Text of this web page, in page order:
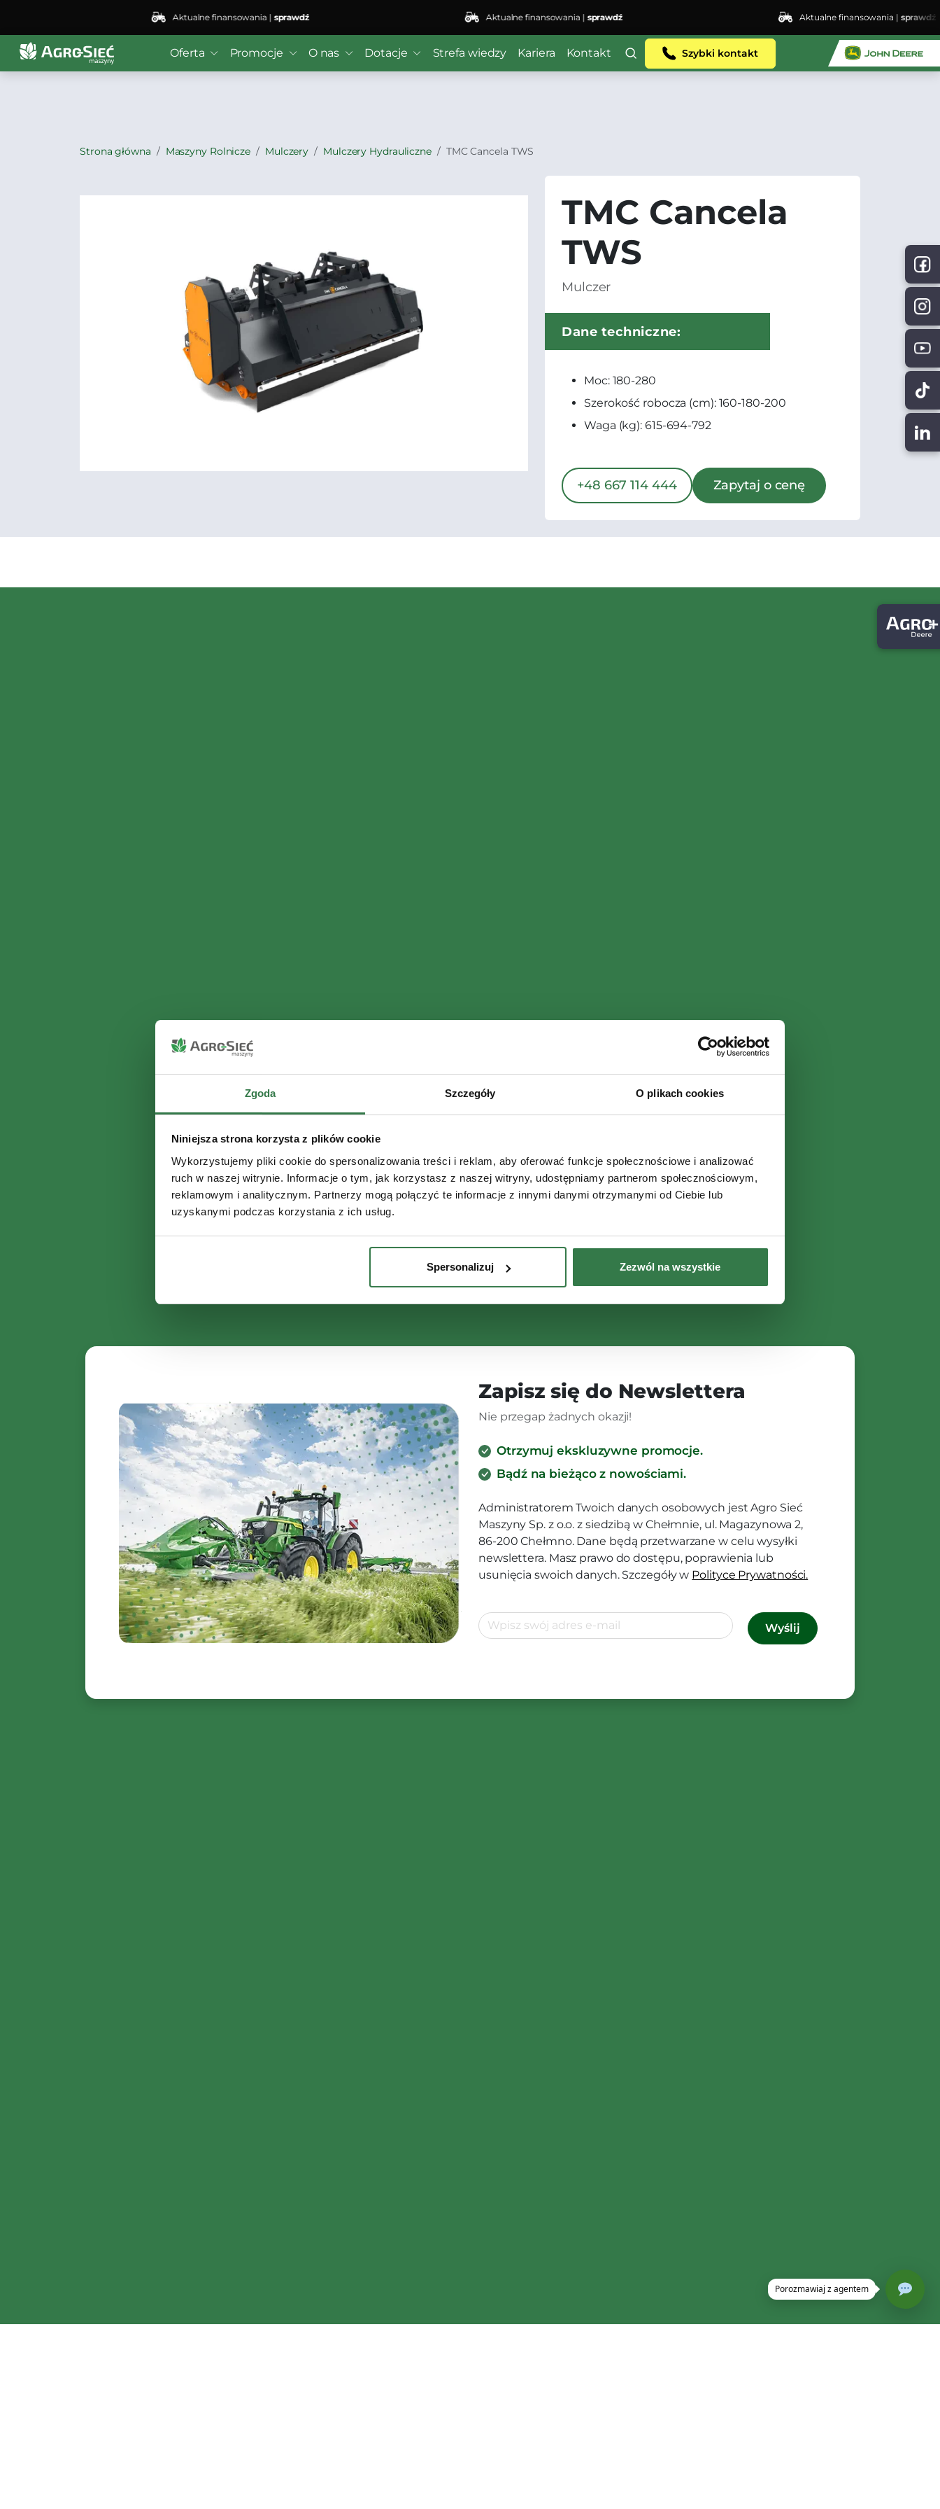
Zgoda Szczegóły O plikach cookies
Niniejsza strona korzysta z plików cookie
Wykorzystujemy pliki cookie do spersonalizowania treści i reklam, aby oferować funkcje społecznościowe i analizować
ruch w naszej witrynie. Informacje o tym, jak korzystasz z naszej witryny, udostępniamy partnerom społecznościowym,
reklamowym i analitycznym. Partnerzy mogą połączyć te informacje z innymi danymi otrzymanymi od Ciebie lub
uzyskanymi podczas korzystania z ich usług.
Spersonalizuj Zezwól na wszystkie
Deprecated: preg_replace(): Passing null to parameter #3 ($subject) of type array|string is deprecated in/home/klient.dhosting.pl/lswis6155/agro-siec.pl-
bei4/public_html/wp-content/plugins/wordfence/vendor/wordfence/wf-waf/src/lib/rules.php
Aktualne finansowania |sprawdź Aktualne finansowania |sprawdź Aktualne finansowania |sprawdź
Oferta Promocje O nas Dotacje Strefa wiedzy Kariera Kontakt Szybki kontakt
Strona główna Maszyny Rolnicze Mulczery Mulczery Hydrauliczne TMC Cancela TWS
TMC Cancela
TWS
Mulczer
Dane techniczne:
Moc: 180-280
Szerokość robocza (cm): 160-180-200
Waga (kg): 615-694-792
+48 667 114 444 Zapytaj o cenę
Zapisz się do Newslettera
Nie przegap żadnych okazji!
Otrzymuj ekskluzywne promocje.
Bądź na bieżąco z nowościami.
Administratorem Twoich danych osobowych jest Agro Sieć
Maszyny Sp. z o.o. z siedzibą w Chełmnie, ul. Magazynowa 2,
86-200 Chełmno. Dane będą przetwarzane w celu wysyłki
newslettera. Masz prawo do dostępu, poprawienia lub
usunięcia swoich danych. Szczegóły w Polityce Prywatności.